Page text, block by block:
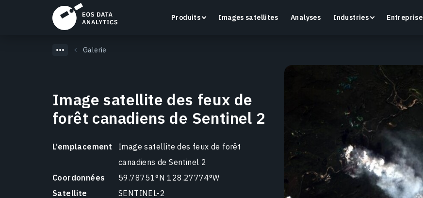
Produits
LandViewer
Recherchez, visualisez et analysez des images
satellite directement dans votre navigateur.
En savoir plus
Crop Monitoring
Suivez la santé des cultures et l’état des champs
grâce à une plateforme intelligente d’agriculture de
Images satellites Analyses Industries Entreprise
Galerie
Image satellite des feux de
forêt canadiens de Sentinel 2
L’emplacement
Image satellite des feux de forêt
canadiens de Sentinel 2
Coordonnées
59.78751°N 128.27774°W
Satellite
SENTINEL-2